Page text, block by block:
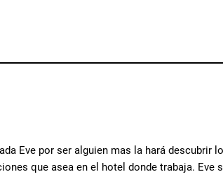
Eve por ser alguien mas la hará descubrir
que asea en el hotel donde trabaja. Eve